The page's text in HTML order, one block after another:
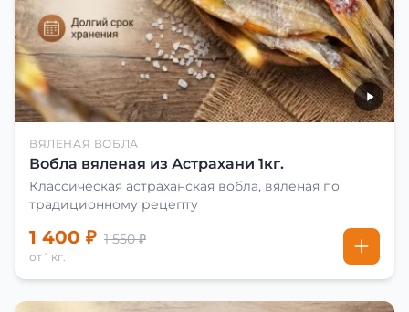
ВЯЛЕНАЯ ВОБЛА
Вобла вяленая из Астрахани 1кг.
Классическая астраханская вобла, вяленая по
традиционному рецепту
1 400 ₽ 1 550 ₽
от 1 кг.